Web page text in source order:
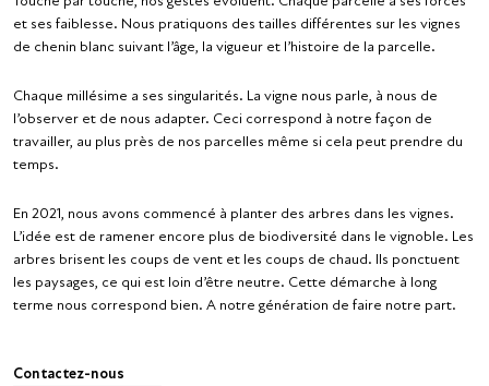
et ses faiblesse. Nous pratiquons des tailles différentes sur les vignes
de chenin blanc suivant l’âge, la vigueur et l’histoire de la parcelle.
Chaque millésime a ses singularités. La vigne nous parle, à nous de
l’observer et de nous adapter. Ceci correspond à notre façon de
travailler, au plus près de nos parcelles même si cela peut prendre du
temps.
En 2021, nous avons commencé à planter des arbres dans les vignes.
L’idée est de ramener encore plus de biodiversité dans le vignoble. Les
arbres brisent les coups de vent et les coups de chaud. Ils ponctuent
les paysages, ce qui est loin d’être neutre. Cette démarche à long
terme nous correspond bien. A notre génération de faire notre part.
Contactez-nous